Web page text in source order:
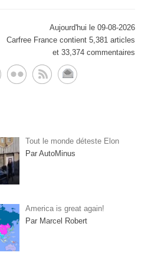
Aujourd'hui le 09-08-2026
Carfree France contient 5,381 articles
et 33,374 commentaires
Tout le monde déteste Elon
Par AutoMinus
America is great again!
Par Marcel Robert